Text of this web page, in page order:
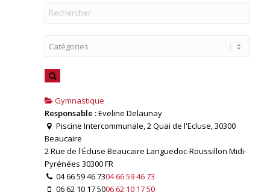
Gymnastique
Responsable :Eveline Delaunay
Piscine Intercommunale, 2 Quai de l'Ecluse, 30300
Beaucaire
2 Rue de l'Écluse Beaucaire Languedoc-Roussillon Midi-
Pyrénées 30300FR
04 66 59 46 7304 66 59 46 73
06 62 10 17 5006 62 10 17 50